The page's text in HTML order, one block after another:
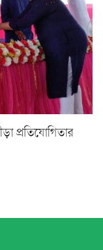
প্রতিযোগিতার